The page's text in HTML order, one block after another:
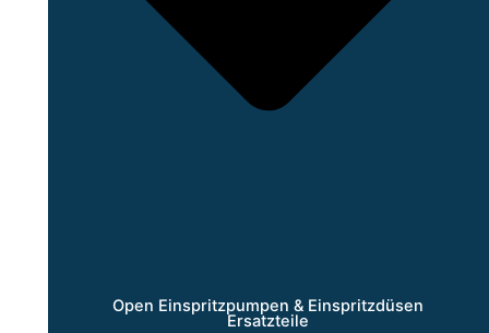
Open Einspritzpumpen & Einspritzdüsen
Ersatzteile